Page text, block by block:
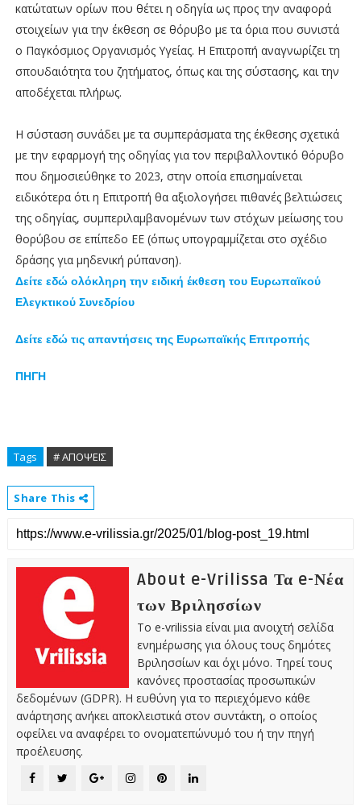
κατώτατων ορίων που θέτει η οδηγία ως προς την αναφορά
στοιχείων για την έκθεση σε θόρυβο με τα όρια που συνιστά
ο Παγκόσμιος Οργανισμός Υγείας. Η Επιτροπή αναγνωρίζει τη
σπουδαιότητα του ζητήματος, όπως και της σύστασης, και την
αποδέχεται πλήρως.
Η σύσταση συνάδει με τα συμπεράσματα της έκθεσης σχετικά
με την εφαρμογή της οδηγίας για τον περιβαλλοντικό θόρυβο
που δημοσιεύθηκε το 2023, στην οποία επισημαίνεται
ειδικότερα ότι η Επιτροπή θα αξιολογήσει πιθανές βελτιώσεις
της οδηγίας, συμπεριλαμβανομένων των στόχων μείωσης του
θορύβου σε επίπεδο ΕΕ (όπως υπογραμμίζεται στο σχέδιο
δράσης για μηδενική ρύπανση).
Δείτε εδώ ολόκληρη την ειδική έκθεση του Ευρωπαϊκού
Ελεγκτικού Συνεδρίου
Δείτε εδώ τις απαντήσεις της Ευρωπαϊκής Επιτροπής
ΠΗΓΗ
Tags # ΑΠΟΨΕΙΣ
Share This
About e-Vrilissa Τα e-Νέα
των Βριλησσίων
Το e-vrilissia είναι μια ανοιχτή σελίδα
ενημέρωσης για όλους τους δημότες
Βριλησσίων και όχι μόνο. Τηρεί τους
κανόνες προστασίας προσωπικών
δεδομένων (GDPR). Η ευθύνη για το περιεχόμενο κάθε
ανάρτησης ανήκει αποκλειστικά στον συντάκτη, ο οποίος
οφείλει να αναφέρει το ονοματεπώνυμό του ή την πηγή
προέλευσης.